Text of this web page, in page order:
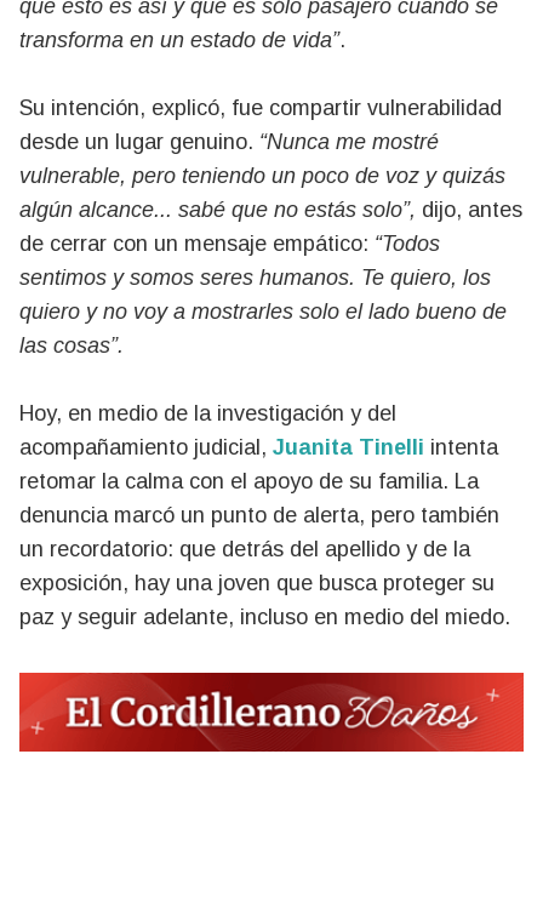
que esto es así y que es sólo pasajero cuando se
transforma en un estado de vida”.
Su intención, explicó, fue compartir vulnerabilidad
desde un lugar genuino. “Nunca me mostré
vulnerable, pero teniendo un poco de voz y quizás
algún alcance... sabé que no estás solo”, dijo, antes
de cerrar con un mensaje empático: “Todos
sentimos y somos seres humanos. Te quiero, los
quiero y no voy a mostrarles solo el lado bueno de
las cosas”.
Hoy, en medio de la investigación y del
acompañamiento judicial, Juanita Tinelli intenta
retomar la calma con el apoyo de su familia. La
denuncia marcó un punto de alerta, pero también
un recordatorio: que detrás del apellido y de la
exposición, hay una joven que busca proteger su
paz y seguir adelante, incluso en medio del miedo.